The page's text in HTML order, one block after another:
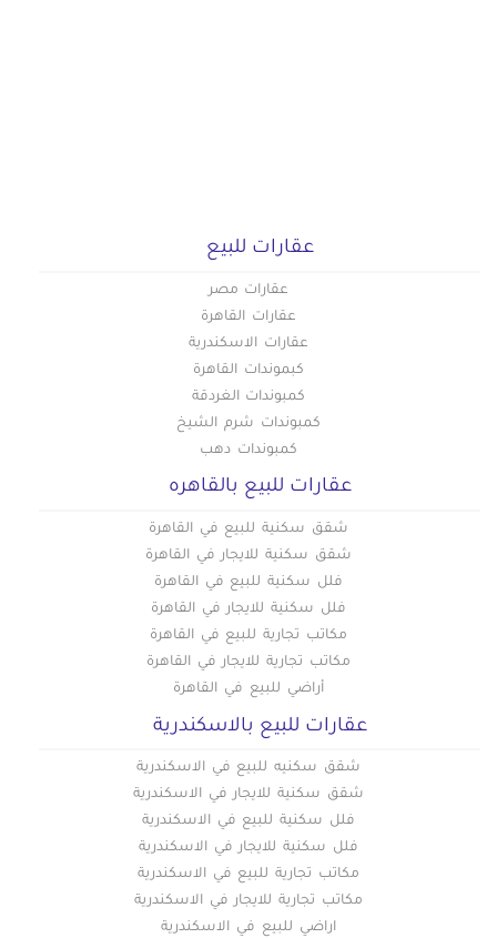
عقارات للبيع
عقارات مصر
عقارات القاهرة
عقارات الاسكندرية
كبموندات القاهرة
كمبوندات الغردقة
كمبوندات شرم الشيخ
كمبوندات دهب
عقارات للبيع بالقاهره
شقق سكنية للبيع في القاهرة
شقق سكنية للايجار في القاهرة
فلل سكنية للبيع في القاهرة
فلل سكنية للايجار في القاهرة
مكاتب تجارية للبيع في القاهرة
مكاتب تجارية للايجار في القاهرة
أراضي للبيع في القاهرة
عقارات للبيع بالاسكندرية
شقق سكنيه للبيع في الاسكندرية
شقق سكنية للايجار في الاسكندرية
فلل سكنية للبيع في الاسكندرية
فلل سكنية للايجار في الاسكندرية
مكاتب تجارية للبيع في الاسكندرية
مكاتب تجارية للايجار في الاسكندرية
اراضي للبيع في الاسكندرية